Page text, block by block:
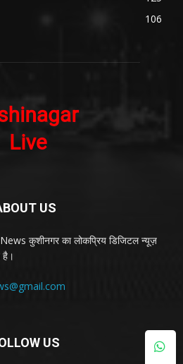
106
US
कुशीनगर का लोकप्रिय डिजिटल न्यूज़
है।
US